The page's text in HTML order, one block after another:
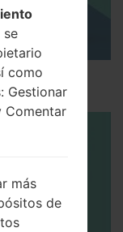
para LG!
se
como
Gestionar
Comentar
más
de